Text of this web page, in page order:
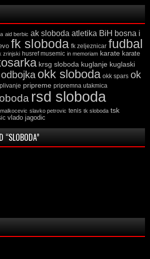
aid berbic ak sloboda atletika BiH bosna i
fk sloboda fk zeljeznicar fudbal
zrinjski husref musemic in memoriam karate karate
krsg sloboda kuglanje kuglaski
odbojka okk sloboda okk spars ok
plivanje pripreme pripremna utakmica
rsd sloboda
slavko petrovic tenis tk sloboda tsk
vlado jagodic
“SLOBODA”